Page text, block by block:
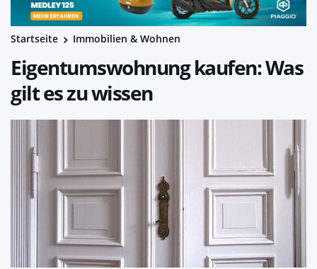
Startseite Immobilien & Wohnen
Eigentumswohnung kaufen: Was
gilt es zu wissen